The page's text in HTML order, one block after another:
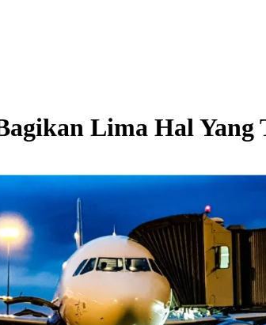
Lima Hal Yang